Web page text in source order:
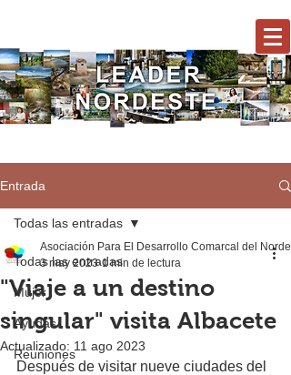
Entrada
Todas las entradas
Mujer
Ayudas
Reuniones
Todas las entradas
"Viaje a un destino
singular" visita Albacete
Asociación Para El Desarrollo Comarcal del
3 may 2023 1 min de lectura
Actualizado: 11 ago 2023
Después de visitar nueve ciudades del